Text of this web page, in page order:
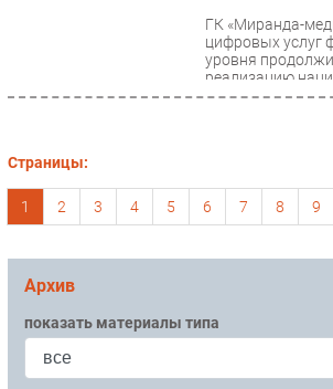
ГК «Миранда-
цифровых услуг
уровня
реализацию
проекта
Страницы:
1 2 3 4 5 6 7 8 9
Архив
показать материалы типа